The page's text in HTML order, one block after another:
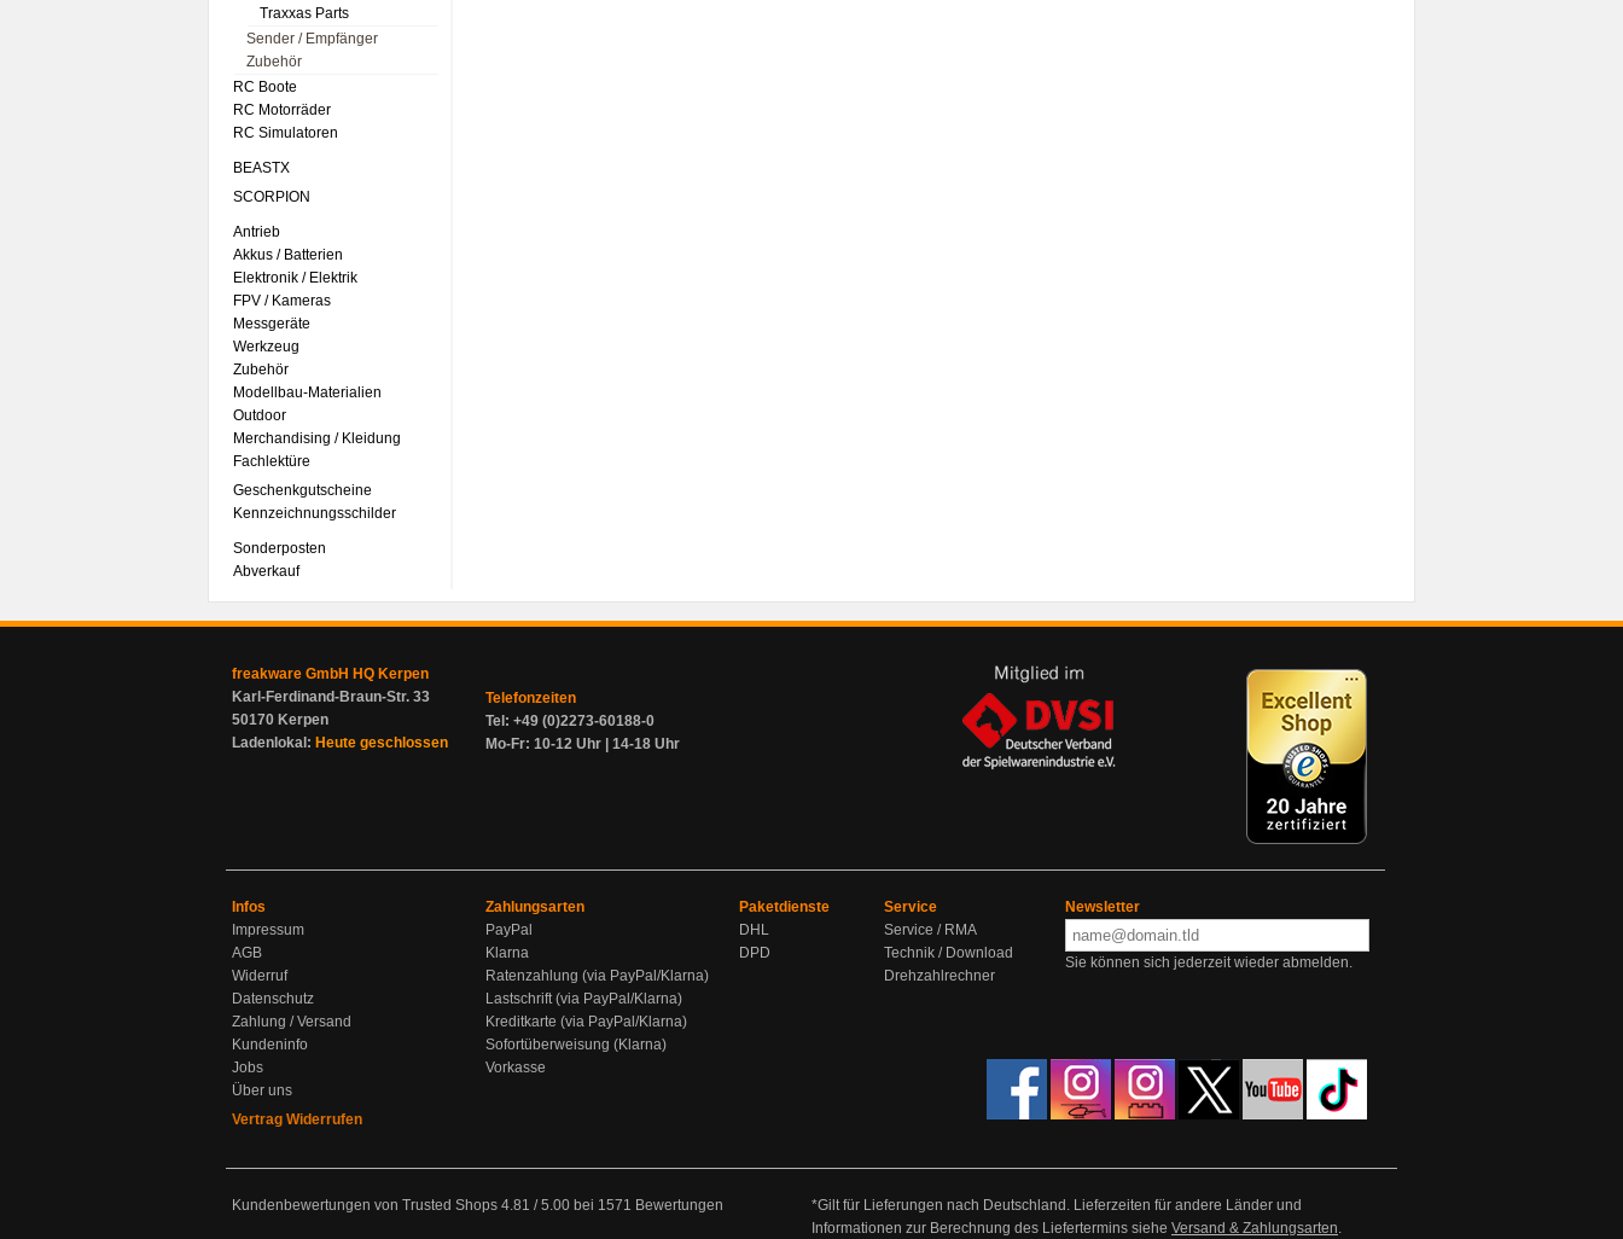
Traxxas Parts
Sender / Empfänger
Zubehör
RC Boote
RC Motorräder
RC Simulatoren
BEASTX
SCORPION
Antrieb
Akkus / Batterien
Elektronik / Elektrik
FPV / Kameras
Messgeräte
Werkzeug
Zubehör
Modellbau-Materialien
Outdoor
Merchandising / Kleidung
Fachlektüre
Geschenkgutscheine
Kennzeichnungsschilder
Sonderposten
Abverkauf
freakware GmbH HQ Kerpen
Karl-Ferdinand-Braun-Str. 33
50170 Kerpen
Ladenlokal: Heute geschlossen
Telefonzeiten
Tel: +49 (0)2273-60188-0
Mo-Fr: 10-12 Uhr | 14-18 Uhr
Infos
Impressum
AGB
Widerruf
Datenschutz
Zahlung / Versand
Kundeninfo
Jobs
Über uns
Vertrag Widerrufen
Zahlungsarten
PayPal
Klarna
Ratenzahlung (via PayPal/Klarna)
Lastschrift (via PayPal/Klarna)
Kreditkarte (via PayPal/Klarna)
Sofortüberweisung (Klarna)
Vorkasse
Paketdienste
DHL
DPD
Service
Service / RMA
Technik / Download
Drehzahlrechner
Newsletter
Sie können sich jederzeit wieder abmelden.
Kundenbewertungen von Trusted Shops 4.81 /5.00 bei 1571 Bewertungen
*Gilt für Lieferungen nach Deutschland. Lieferzeiten für andere Länder und
Informationen zur Berechnung des Liefertermins siehe Versand & Zahlungsarten.